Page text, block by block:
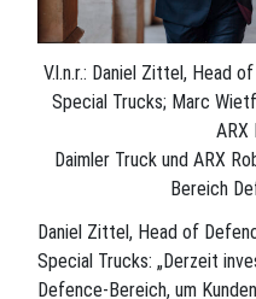
V.l.n.r.: Daniel Zittel, Head
Special Trucks; Marc
ARX
Daimler Truck und ARX
Bereich
Daniel Zittel, Head of
Special Trucks: „Derzeit
Defence-Bereich, um